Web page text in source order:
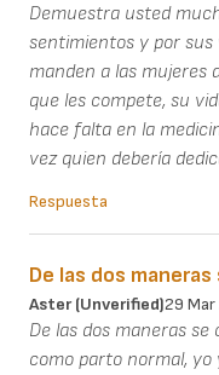
Demuestra usted
sentimientos y por sus
manden a las mujeres
que les compete, su
hace falta en la
vez quien debería
Respuesta
De las dos
Aster (unverified)29
De las dos maneras
como parto normal, yo